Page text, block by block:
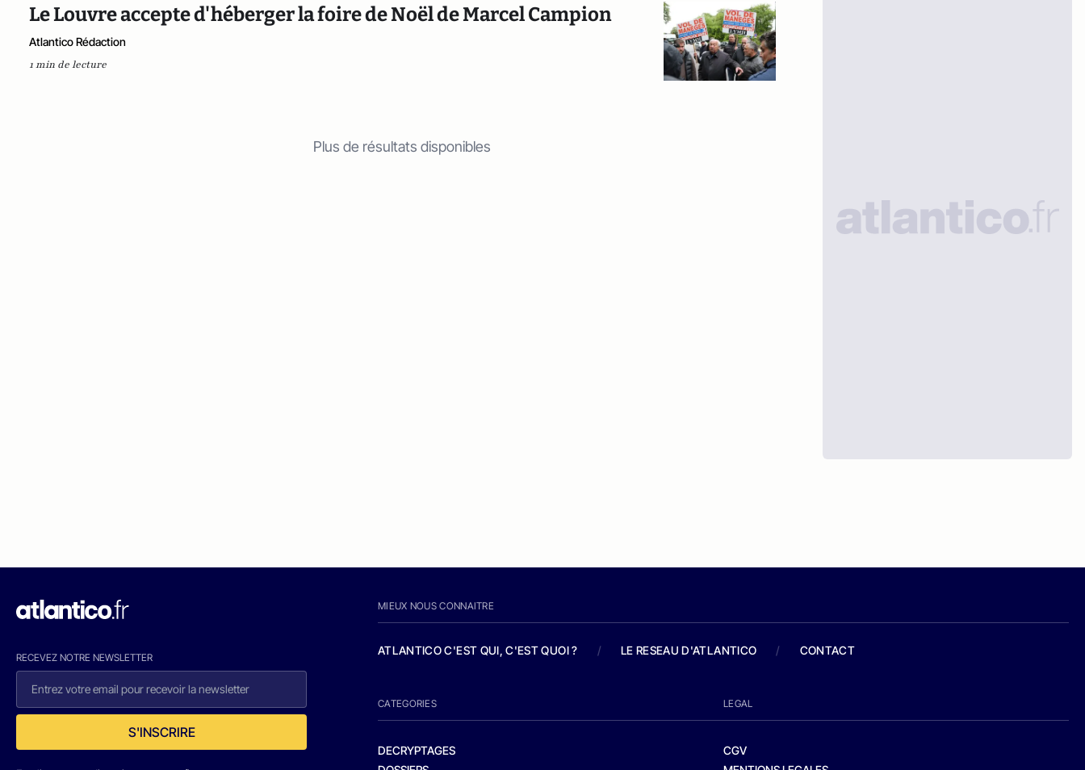
Le Louvre accepte d'héberger la foire de Noël de Marcel Campion
Atlantico Rédaction
1 min de lecture
Plus de résultats disponibles
RECEVEZ NOTRE NEWSLETTER
S'INSCRIRE
MIEUX NOUS CONNAITRE
ATLANTICO C'EST QUI, C'EST QUOI ? / LE RESEAU D'ATLANTICO / CONTACT
CATEGORIES
DECRYPTAGES
LEGAL
CGV